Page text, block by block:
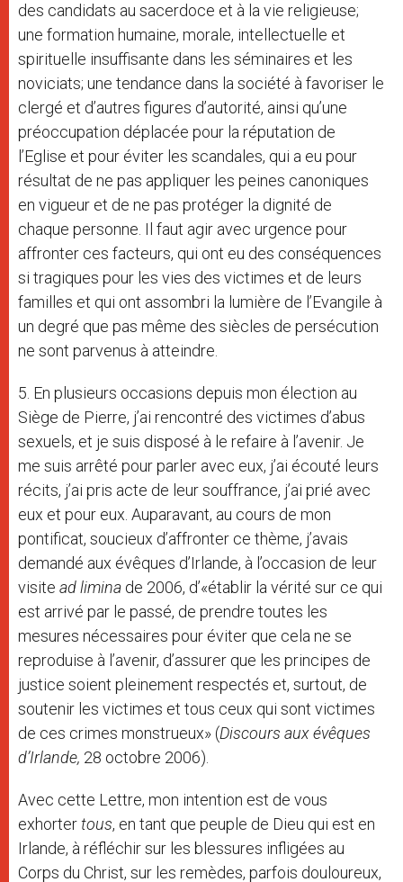
des candidats au sacerdoce et à la vie religieuse;
une formation humaine, morale, intellectuelle et
spirituelle insuffisante dans les séminaires et les
noviciats; une tendance dans la société à favoriser le
clergé et d’autres figures d’autorité, ainsi qu’une
préoccupation déplacée pour la réputation de
l’Eglise et pour éviter les scandales, qui a eu pour
résultat de ne pas appliquer les peines canoniques
en vigueur et de ne pas protéger la dignité de
chaque personne. Il faut agir avec urgence pour
affronter ces facteurs, qui ont eu des conséquences
si tragiques pour les vies des victimes et de leurs
familles et qui ont assombri la lumière de l’Evangile à
un degré que pas même des siècles de persécution
ne sont parvenus à atteindre.
5. En plusieurs occasions depuis mon élection au
Siège de Pierre, j’ai rencontré des victimes d’abus
sexuels, et je suis disposé à le refaire à l’avenir. Je
me suis arrêté pour parler avec eux, j’ai écouté leurs
récits, j’ai pris acte de leur souffrance, j’ai prié avec
eux et pour eux. Auparavant, au cours de mon
pontificat, soucieux d’affronter ce thème, j’avais
demandé aux évêques d’Irlande, à l’occasion de leur
visite ad limina de 2006, d’«établir la vérité sur ce qui
est arrivé par le passé, de prendre toutes les
mesures nécessaires pour éviter que cela ne se
reproduise à l’avenir, d’assurer que les principes de
justice soient pleinement respectés et, surtout, de
soutenir les victimes et tous ceux qui sont victimes
de ces crimes monstrueux» (Discours aux évêques
d’Irlande, 28 octobre 2006).
Avec cette Lettre, mon intention est de vous
exhortertous, en tant que peuple de Dieu qui est en
Irlande, à réfléchir sur les blessures infligées au
Corps du Christ, sur les remèdes, parfois douloureux,